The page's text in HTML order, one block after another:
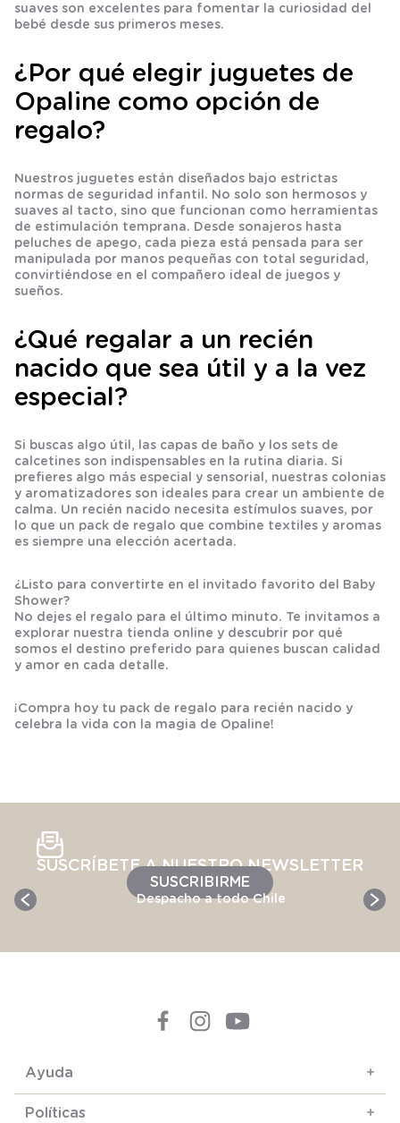
suaves son excelentes para fomentar la curiosidad del
bebé desde sus primeros meses.
¿Por qué elegir juguetes de
Opaline como opción de
regalo?
Nuestros juguetes están diseñados bajo estrictas
normas de seguridad infantil. No solo son hermosos y
suaves al tacto, sino que funcionan como herramientas
de estimulación temprana. Desde sonajeros hasta
peluches de apego, cada pieza está pensada para ser
manipulada por manos pequeñas con total seguridad,
convirtiéndose en el compañero ideal de juegos y
sueños.
¿Qué regalar a un recién
nacido que sea útil y a la vez
especial?
Si buscas algo útil, las capas de baño y los sets de
calcetines son indispensables en la rutina diaria. Si
prefieres algo más especial y sensorial, nuestras colonias
y aromatizadores son ideales para crear un ambiente de
calma. Un recién nacido necesita estímulos suaves, por
lo que un pack de regalo que combine textiles y aromas
es siempre una elección acertada.
¿Listo para convertirte en el invitado favorito del Baby
Shower?
No dejes el regalo para el último minuto. Te invitamos a
explorar nuestra tienda online y descubrir por qué
somos el destino preferido para quienes buscan calidad
y amor en cada detalle.
¡Compra hoy tu pack de regalo para recién nacido y
celebra la vida con la magia de Opaline!
SUSCRÍBETE A NUESTRO NEWSLETTER
SUSCRIBIRME
Despacho a todo Chile
Ayuda +
Políticas +